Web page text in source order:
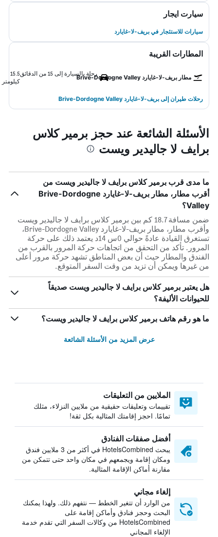
سيارت ايجار
سيارات للاستئجار في بريف-لا-غايارد
المطارات القريبة
مطار بريف-لا-غايارد Brive-Dordogne Valley
رحلة بالسيارة إلى 15 من الدقائق
15.5
كيلومتر
رحلات طيران إلى بريف-لا-غايارد Brive-Dordogne Valley
الأسئلة الشائعة عند حجز برمير كلاس
برايف لا جاليدير ويست
ما مدى قرب برمير كلاس برايف لا جاليدير ويست من
أقرب مطار، مطار بريف-لا-غايارد Brive-Dordogne
Valley؟
ضمن مسافة 18.7 كم بين برمير كلاس برايف لا جاليدير ويست
وأقرب مطار، مطار بريف-لا-غايارد Brive-Dordogne Valley،
تستغرق القيادة عادةً حوالي 0س 14د يعتمد ذلك على حركة
المرور. تأكد من التحقق من اتجاهات حركة المرور بالقرب من
الفندق والمطار حيث أن بعض المناطق تشهد حركة مرور أعلى
من غيرها ويمكن أن تزيد من وقت السفر المتوقع.
هل يعتبر برمير كلاس برايف لا جاليدير ويست صديقاً
للحيوانات الأليفة؟
ما هو رقم هاتف برمير كلاس برايف لا جاليدير ويست؟
عرض المزيد من الأسئلة الشائعة
الملايين من التعليقات
تقييمات وتعليقات حقيقية من ملايين النزلاء، مثلك
تمامًا. احجز إقامتك المثالية بكل ثقة!
أفضل صفقات الفنادق
يبحث HotelsCombined في أكثر من 3 ملايين فندق
ومكان إقامة ويجمعهم في مكان واحد حتى تتمكن من
مقارنة أماكن الإقامة المثالية.
إلغاء مجاني
من الوارد أن تتغير الخطط — نتفهم ذلك. ولهذا يمكنك
البحث وحجز فنادق وأماكن إقامة على
HotelsCombined من وكالات السفر التي تقدم خدمة
الإلغاء المجاني